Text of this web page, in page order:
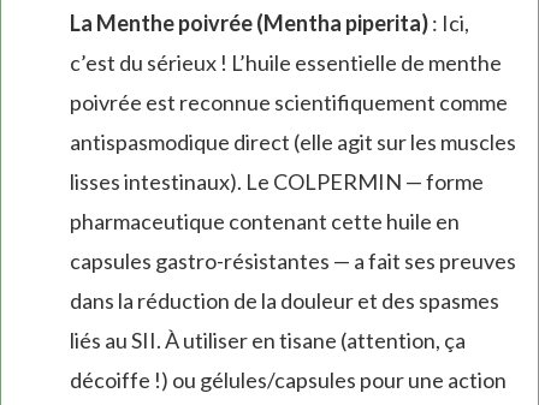
La Menthe poivrée (Mentha piperita): Ici,
c’est du sérieux ! L’huile essentielle de menthe
poivrée est reconnue scientifiquement comme
antispasmodique direct (elle agit sur les muscles
lisses intestinaux). Le COLPERMIN — forme
pharmaceutique contenant cette huile en
capsules gastro-résistantes — a fait ses preuves
dans la réduction de la douleur et des spasmes
liés au SII. À utiliser en tisane (attention, ça
décoiffe !) ou gélules/capsules pour une action